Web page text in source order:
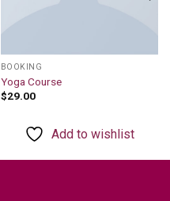
BOOKING
Yoga Course
$29.00
Add to wishlist